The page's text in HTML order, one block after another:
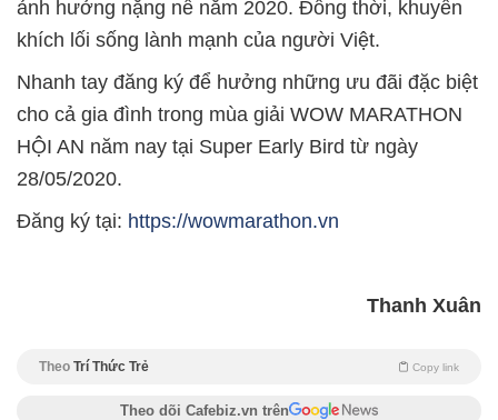
ảnh hưởng nặng nề năm 2020. Đồng thời, khuyến
khích lối sống lành mạnh của người Việt.
Nhanh tay đăng ký để hưởng những ưu đãi đặc biệt
cho cả gia đình trong mùa giải WOW MARATHON
HỘI AN năm nay tại Super Early Bird từ ngày
28/05/2020.
Đăng ký tại: https://wowmarathon.vn
Thanh Xuân
Theo Trí Thức Trẻ Copy link
Theo dõi Cafebiz.vn trên